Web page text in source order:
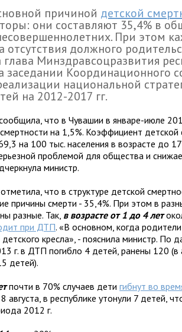
причиной детской
они составляют 35,4% в
При этом
отсутствия должного
глава Минздравсоцразвития
заседании Координационного
национальной
на 2012-2017 гг.
что в Чувашии в январе-июле
на 1,5%. Коэффициент детской
на 100 тыс. населения в возрасте до
проблемой для общества и
министр.
что в структуре детской
причины смерти - 35,4%. При этом в
разные. Так, в возрасте от 1 до 4 лет
при ДТП. «В основном, когда
кресла», - пояснила министр.
г. в ДТП погибло 4 детей, ранены 120 (в
детей).
почти в 70% случаев детигибнут во
августа, в республике утонули 7 детей,
2012 г.